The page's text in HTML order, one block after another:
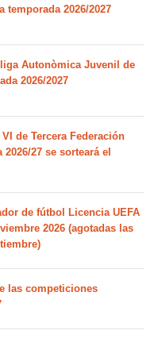
temporada 2026/2027
Autonòmica Juvenil de
2026/2027
de Tercera Federación
27 se sorteará el
de fútbol Licencia UEFA
2026 (agotadas las
las competiciones